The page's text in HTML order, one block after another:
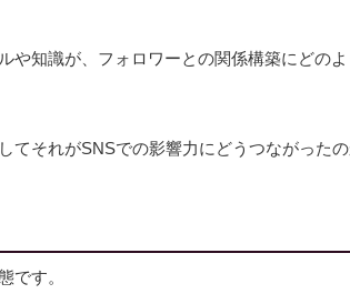
や知識が、フォロワーとの関係構築にどの
てそれがSNSでの影響力にどうつながった
です。